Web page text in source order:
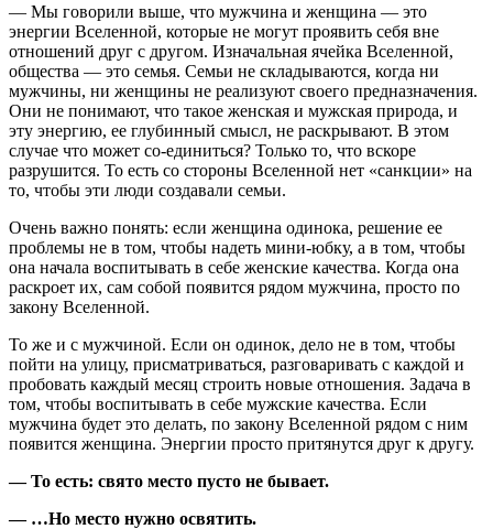
— Мы говорили выше, что мужчина и женщина — это
энергии Вселенной, которые не могут проявить себя вне
отношений друг с другом. Изначальная ячейка Вселенной,
общества — это семья. Семьи не складываются, когда ни
мужчины, ни женщины не реализуют своего предназначения.
Они не понимают, что такое женская и мужская природа, и
эту энергию, ее глубинный смысл, не раскрывают. В этом
случае что может со-единиться? Только то, что вскоре
разрушится. То есть со стороны Вселенной нет «санкции» на
то, чтобы эти люди создавали семьи.
Очень важно понять: если женщина одинока, решение ее
проблемы не в том, чтобы надеть мини-юбку, а в том, чтобы
она начала воспитывать в себе женские качества. Когда она
раскроет их, сам собой появится рядом мужчина, просто по
закону Вселенной.
То же и с мужчиной. Если он одинок, дело не в том, чтобы
пойти на улицу, присматриваться, разговаривать с каждой и
пробовать каждый месяц строить новые отношения. Задача в
том, чтобы воспитывать в себе мужские качества. Если
мужчина будет это делать, по закону Вселенной рядом с ним
появится женщина. Энергии просто притянутся друг к другу.
— То есть: свято место пусто не бывает.
— …Но место нужно освятить.